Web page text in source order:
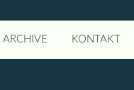
ARCHIVE KONTAKT